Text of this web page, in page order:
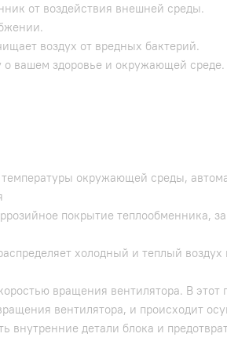
от воздействия внешней среды.
воздух от вредных бактерий.
о вашем здоровье и окружающей среде.
окружающей среды,
покрытие
холодный и теплый
вращения вентилятора. В этот
вентилятора, и происходит
детали блока и